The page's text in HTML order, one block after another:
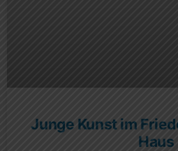
Junge Kunst im
Haus